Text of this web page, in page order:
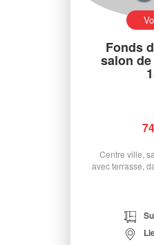
Fonds
salon
Centre ville,
avec terrasse,